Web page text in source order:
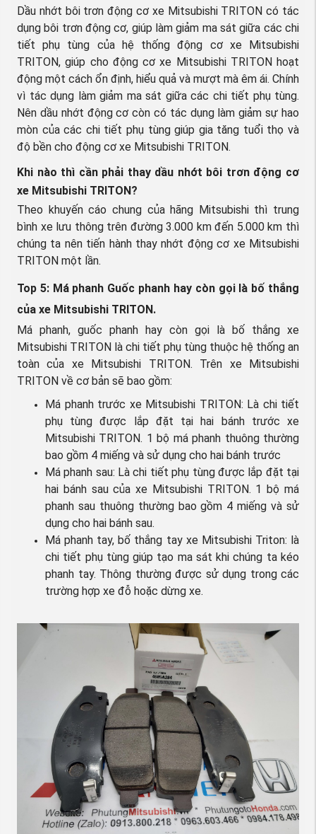
Dầu nhớt bôi trơn động cơ xe Mitsubishi TRITON có tác
dụng bôi trơn động cơ, giúp làm giảm ma sát giữa các chi
tiết phụ tùng của hệ thống động cơ xe Mitsubishi
TRITON, giúp cho động cơ xe Mitsubishi TRITON hoạt
động một cách ổn định, hiểu quả và mượt mà êm ái. Chính
vì tác dụng làm giảm ma sát giữa các chi tiết phụ tùng.
Nên dầu nhớt động cơ còn có tác dụng làm giảm sự hao
mòn của các chi tiết phụ tùng giúp gia tăng tuổi thọ và
độ bền cho động cơ xe Mitsubishi TRITON.
Khi nào thì cần phải thay dầu nhớt bôi trơn động cơ
xe Mitsubishi TRITON?
Theo khuyến cáo chung của hãng Mitsubishi thì trung
bình xe lưu thông trên đường 3.000 km đến 5.000 km thì
chúng ta nên tiến hành thay nhớt động cơ xe Mitsubishi
TRITON một lần.
Top 5: Má phanh Guốc phanh hay còn gọi là bố thắng
của xe Mitsubishi TRITON.
Má phanh, guốc phanh hay còn gọi là bố thắng xe
Mitsubishi TRITON là chi tiết phụ tùng thuộc hệ thống an
toàn của xe Mitsubishi TRITON. Trên xe Mitsubishi
TRITON về cơ bản sẽ bao gồm:
Má phanh trước xe Mitsubishi TRITON: Là chi tiết
phụ tùng được lắp đặt tại hai bánh trước xe
Mitsubishi TRITON. 1 bộ má phanh thuông thường
bao gồm 4 miếng và sử dụng cho hai bánh trước
Má phanh sau: Là chi tiết phụ tùng được lắp đặt tại
hai bánh sau của xe Mitsubishi TRITON. 1 bộ má
phanh sau thuông thường bao gồm 4 miếng và sử
dụng cho hai bánh sau.
Má phanh tay, bố thắng tay xe Mitsubishi Triton: là
chi tiết phụ tùng giúp tạo ma sát khi chúng ta kéo
phanh tay. Thông thường được sử dụng trong các
trường hợp xe đỗ hoặc dừng xe.